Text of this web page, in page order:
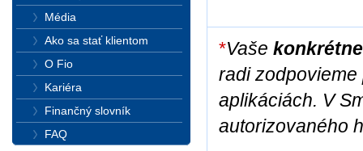
*Vaše
radi
aplikáciách. V
autorizovaného
Média
Ako sa stať klientom
O Fio
Kariéra
Finančný slovník
FAQ